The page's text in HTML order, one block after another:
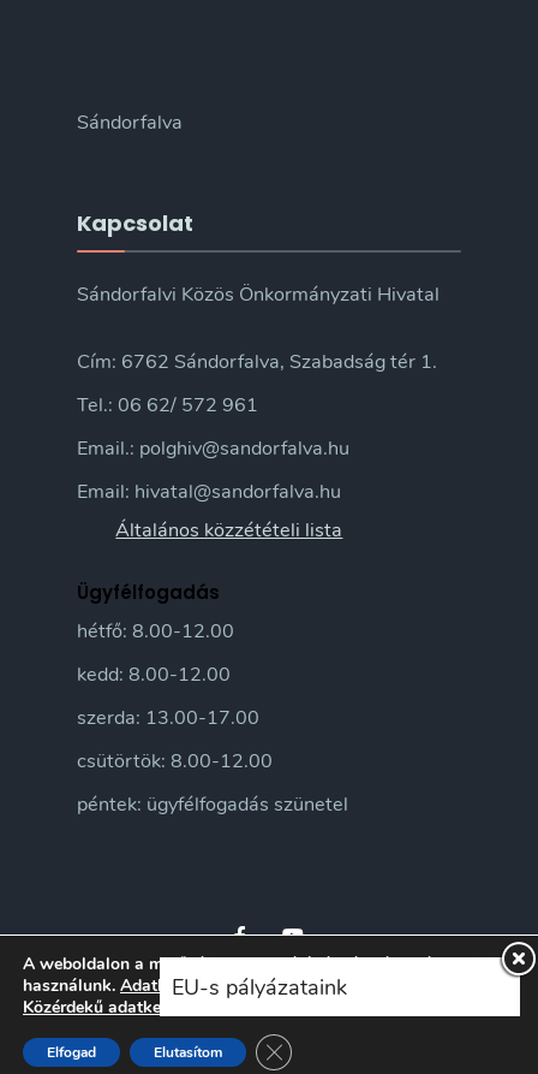
Sándorfalva
Kapcsolat
Sándorfalvi Közös Önkormányzati Hivatal
Cím: 6762 Sándorfalva, Szabadság tér 1.
Tel.: 06 62/ 572 961
Email.: polghiv@sandorfalva.hu
Email: hivatal@sandorfalva.hu
Általános közzétételi lista
Ügyfélfogadás
hétfő: 8.00-12.00
kedd: 8.00-12.00
szerda: 13.00-17.00
csütörtök: 8.00-12.00
péntek: ügyfélfogadás szünetel
© 2026 Sándorfalva Város honlapja • Sándorfalvi Közös Önkormányzati
Hivatal 2016 | Minden jog fenntartva
EU-s pályázataink
A weboldalon a minőségi felhasználói élmény érdekében sütiket
használunk. Adatkezelési tájékoztatónkatitt ismerheti meg.
Közérdekű adatkezelési szabályzatunkat
Elfogad Elutasítom Close GDPR Cookie Banner